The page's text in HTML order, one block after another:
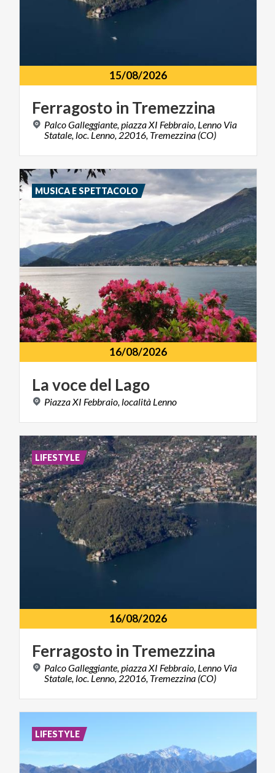
15/08/2026
Ferragosto in Tremezzina
Palco Galleggiante, piazza XI Febbraio, Lenno Via
Statale, loc. Lenno, 22016, Tremezzina (CO)
16/08/2026
Lavocedel Lago
Piazza XI Febbraio, località Lenno
MUSICA E SPETTACOLO
16/08/2026
Ferragosto in Tremezzina
Palco Galleggiante, piazza XI Febbraio, Lenno Via
Statale, loc. Lenno, 22016, Tremezzina (CO)
LIFESTYLE
LIFESTYLE